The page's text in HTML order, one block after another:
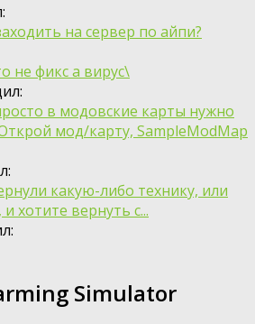
на сервер по айпи?
не фикс а вирус\
в модовские карты нужно
мод/карту, SampleModMap
какую-либо технику, или
хотите вернуть с...
Simulator